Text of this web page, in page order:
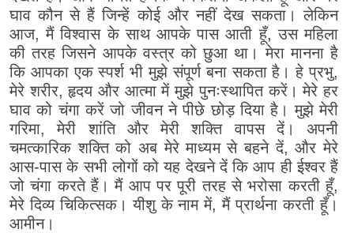
घाव कौन से हैं जिन्हें कोई और नहीं देख सकता। लेकिन
आज, मैं विश्वास के साथ आपके पास आती हूँ, उस महिला
की तरह जिसने आपके वस्त्र को छुआ था। मेरा मानना ​​है
कि आपका एक स्पर्श भी मुझे संपूर्ण बना सकता है। हे प्रभु,
मेरे शरीर, हृदय और आत्मा में मुझे पुनःस्थापित करें। मेरे हर
घाव को चंगा करें जो जीवन ने पीछे छोड़ दिया है। मुझे मेरी
गरिमा, मेरी शांति और मेरी शक्ति वापस दें। अपनी
चमत्कारिक शक्ति को अब मेरे माध्यम से बहने दें, और मेरे
आस-पास के सभी लोगों को यह देखने दें कि आप ही ईश्वर हैं
जो चंगा करते हैं। मैं आप पर पूरी तरह से भरोसा करती हूँ,
मेरे दिव्य चिकित्सक। यीशु के नाम में, मैं प्रार्थना करती हूँ।
आमीन।